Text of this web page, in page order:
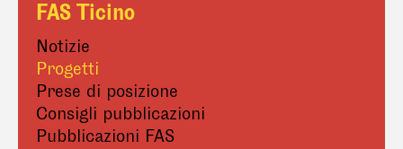
FAS Ticino
Notizie
Progetti
Prese di posizione
Consigli pubblicazioni
Pubblicazioni FAS